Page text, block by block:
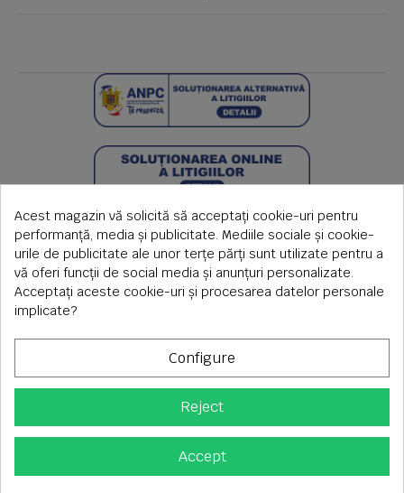
Copyright © 2026 S.C. Rimi S.R.L. , Reg.Com: J1992000639351,
CUI: RO1824566
Tel fix: 0256-275 273 mobil: 0720 699 655 ,
Acest magazin vă solicită să acceptați cookie-uri pentru
performanță, media și publicitate. Mediile sociale și cookie-
urile de publicitate ale unor terțe părți sunt utilizate pentru a
vă oferi funcții de social media și anunțuri personalizate.
Acceptați aceste cookie-uri și procesarea datelor personale
implicate?
Configure
Reject
Accept